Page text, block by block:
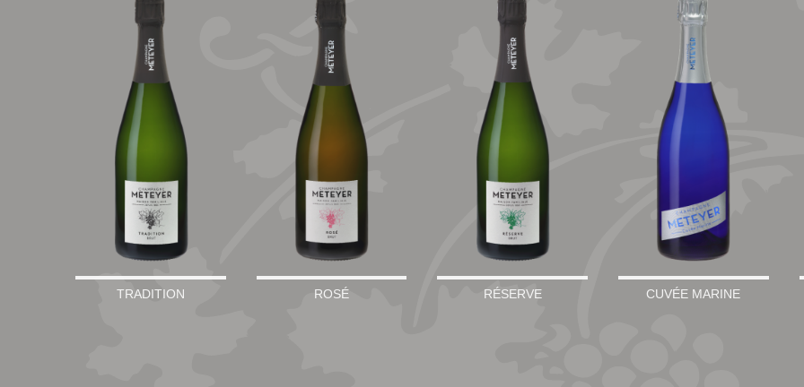
TRADITION ROSÉ RÉSERVE CUVÉE MARINE